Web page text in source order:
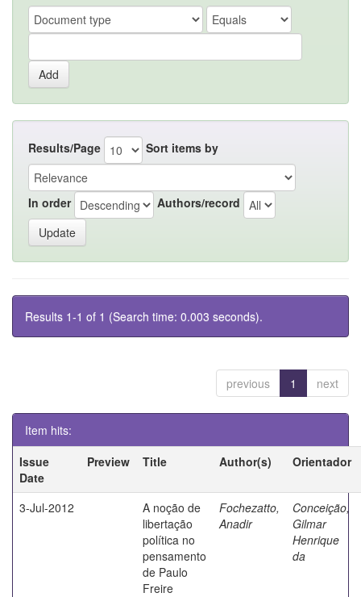
Results/Page Sort items by
In order Authors/record
Results 1-1 of 1 (Search time: 0.003 seconds).
previous 1 next
Item hits:
Issue
Date
Preview Title Author(s) Orientador
3-Jul-2012
A noção de
libertação
política no
pensamento
de Paulo
Freire
Fochezatto,
Anadir
Conceição,
Gilmar
Henrique
da